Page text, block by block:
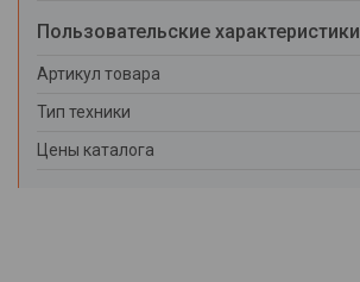
Пользовательские характеристики
Артикул товара
Тип техники
Цены каталога